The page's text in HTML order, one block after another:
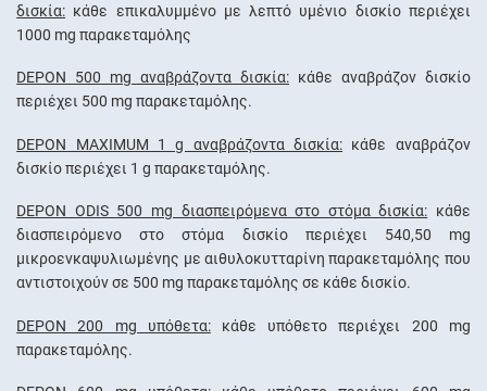
δισκία: κάθε επικαλυμμένο με λεπτό υμένιο δισκίο περιέχει
1000 mg παρακεταμόλης
DEPON 500 mg αναβράζοντα δισκία:κάθε αναβράζον δισκίο
περιέχει 500 mg παρακεταμόλης.
DEPON MAXIMUM 1 g αναβράζοντα δισκία: κάθε αναβράζον
δισκίο περιέχει 1 g παρακεταμόλης.
DEPON ODIS 500 mg διασπειρόμενα στο στόμα δισκία: κάθε
διασπειρόμενο στο στόμα δισκίο περιέχει 540,50 mg
μικροενκαψυλιωμένης με αιθυλοκυτταρίνη παρακεταμόλης που
αντιστοιχούν σε 500 mg παρακεταμόλης σε κάθε δισκίο.
DEPON 200 mg υπόθετα:κάθε υπόθετο περιέχει 200 mg
παρακεταμόλης.